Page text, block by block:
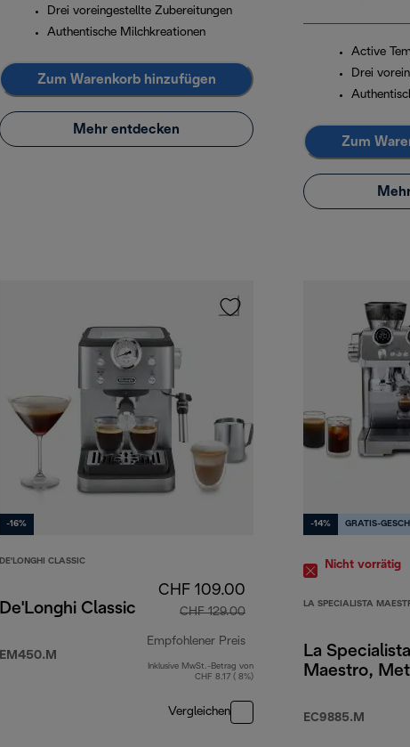
Drei voreingestellte Zubereitungen
Authentische Milchkreationen
Zum Warenkorb hinzufügen
Mehr entdecken
Active
Drei
Zum
-16%
DE'LONGHI CLASSIC
De'Longhi Classic
EM450.M
CHF 109.00
CHF 129.00
Empfohlener Preis
Originalpreis CHF 129.00
Inklusive MwSt.-Betrag von
CHF 8.17 ( 8%)
Vergleichen
-14% GRATIS-
Nicht vorrätig
LA SPECIALISTA
La Specialista
Maestro,
EC9885.M